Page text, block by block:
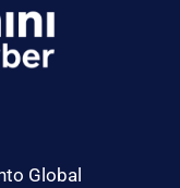
Global